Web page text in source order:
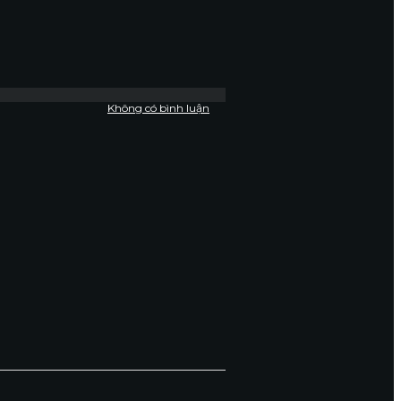
Không có bình luận